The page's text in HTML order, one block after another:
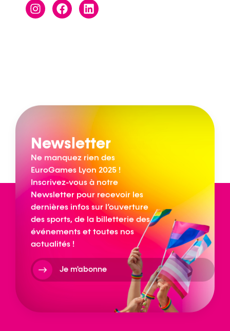
Newsletter
Ne manquez rien des
EuroGames Lyon 2025 !
Inscrivez-vous à notre
Newsletter pour recevoir les
dernières infos sur l’ouverture
des sports, de la billetterie des
événements et toutes nos
actualités !
Je m'abonne